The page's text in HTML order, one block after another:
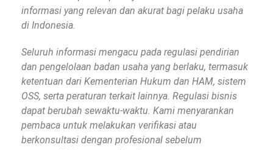
informasi yang relevan dan akurat bagi pelaku usaha
di Indonesia.
Seluruh informasi mengacu pada regulasi pendirian
dan pengelolaan badan usaha yang berlaku, termasuk
ketentuan dari Kementerian Hukum dan HAM, sistem
OSS, serta peraturan terkait lainnya. Regulasi bisnis
dapat berubah sewaktu-waktu. Kami menyarankan
pembaca untuk melakukan verifikasi atau
berkonsultasi dengan profesional sebelum